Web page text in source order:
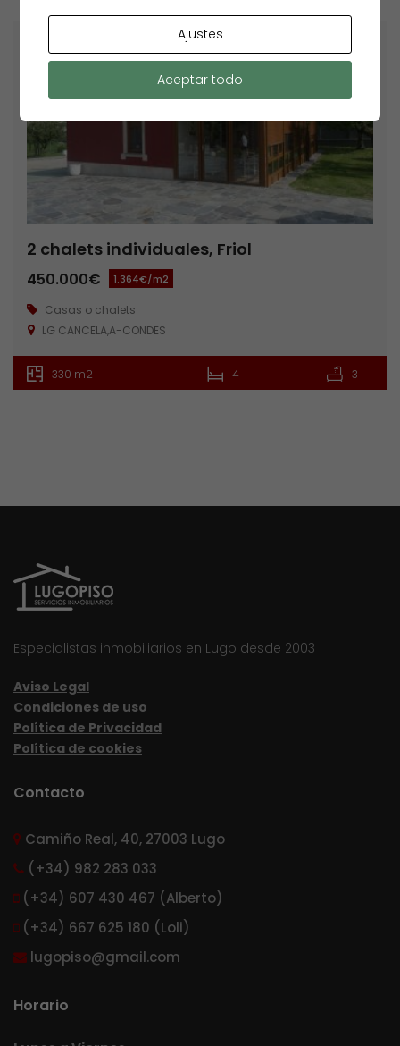
Destacados Venta
2 chalets individuales, Friol
450.000€ 1.364€/m2
Casas o chalets
LG CANCELA,A-CONDES
330 m2 4 3
Especialistas inmobiliarios en Lugo desde 2003
Aviso Legal
Condiciones de uso
Política de Privacidad
Política de cookies
Contacto
Camiño Real, 40, 27003 Lugo
(+34) 982 283 033
(+34) 607 430 467 (Alberto)
(+34) 667 625 180 (Loli)
lugopiso@gmail.com
Horario
Ajustes
Aceptar todo